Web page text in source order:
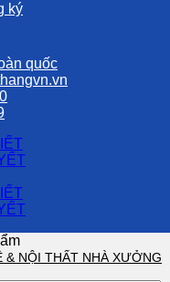
ký
quốc
& NỘI THẤT NHÀ XƯỞNG